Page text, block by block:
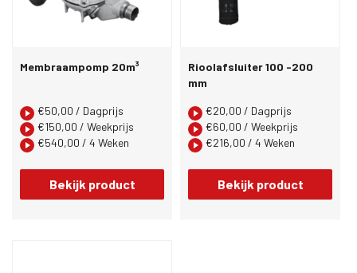
Membraampomp 20m³
€50,00 / Dagprijs
€150,00 / Weekprijs
€540,00 / 4 Weken
Bekijk product
Rioolafsluiter 100 -200
mm
€20,00 / Dagprijs
€60,00 / Weekprijs
€216,00 / 4 Weken
Bekijk product